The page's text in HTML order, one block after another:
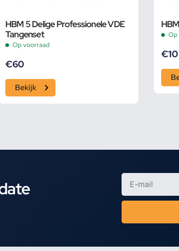
HBM 5 Delige Professionele VDE
Tangenset
Op voorraad
€60
Bekijk
Op
€10